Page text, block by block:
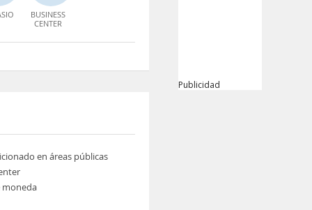
BUSINESS
CENTER
en áreas públicas
moneda
Publicidad